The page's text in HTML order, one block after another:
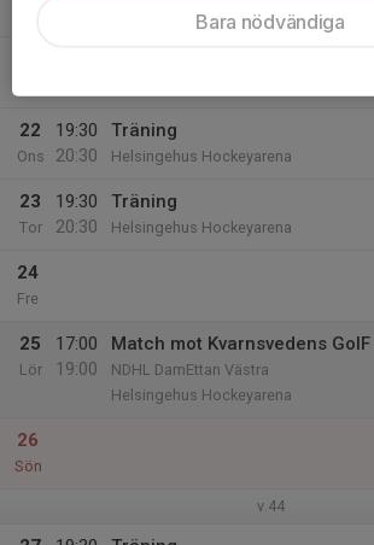
Helsingehus Hockeyarena
22
Ons
19:30
20:30
Träning
Helsingehus Hockeyarena
23
Tor
19:30
20:30
Träning
Helsingehus Hockeyarena
24
Fre
25
Lör
17:00
19:00
Match mot Kvarnsvedens GoIF
NDHL DamEttan Västra
Helsingehus Hockeyarena
26
Sön
v.44
Bara nödvändiga